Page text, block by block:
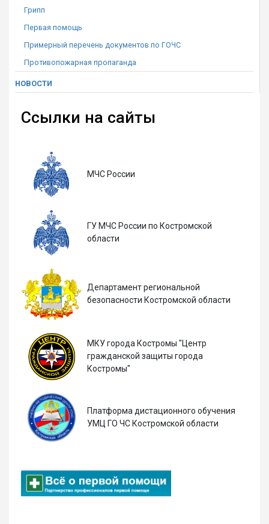
Грипп
Первая помощь
Примерный перечень документов по ГОЧС
Противопожарная пропаганда
НОВОСТИ
Ссылки на сайты
МЧС России
ГУ МЧС России по Костромской
области
Департамент региональной
безопасности Костромской области
МКУ города Костромы "Центр
гражданской защиты города
Костромы"
Платформа дистационного обучения
УМЦ ГО ЧС Костромской области